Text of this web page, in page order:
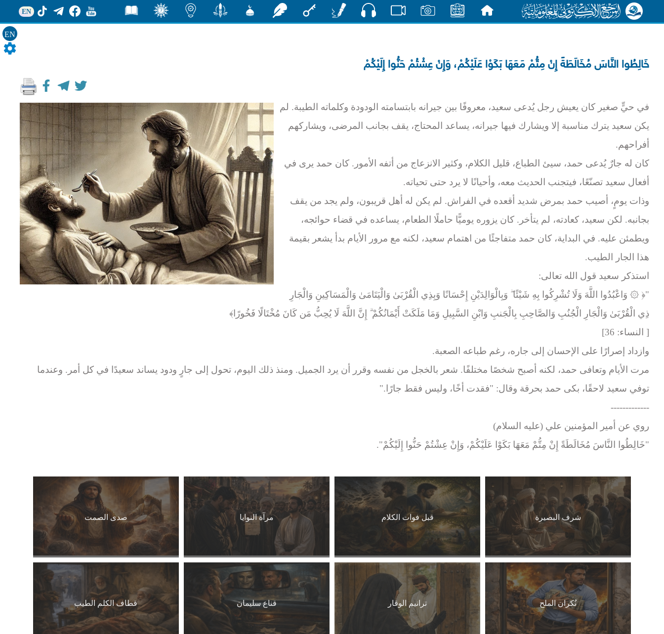
EN
EN
خَالِطُوا النَّاسَ مُخَالَطَةً إِنْ مِتُّمْ مَعَهَا بَكَوْا عَلَيْكُمْ، وَإِنْ عِشْتُمْ حَنُّوا إِلَيْكُمْ
في حيٍّ صغير كان يعيش رجل يُدعى سعيد، معروفًا بين جيرانه بابتسامته الودودة وكلماته الطيبة. لم
يكن سعيد يترك مناسبة إلا ويشارك فيها جيرانه، يساعد المحتاج، يقف بجانب المرضى، ويشاركهم
أفراحهم.
كان له جارٌ يُدعى حمد، سيئ الطباع، قليل الكلام، وكثير الانزعاج من أتفه الأمور. كان حمد يرى في
أفعال سعيد تصنّعًا، فيتجنب الحديث معه، وأحيانًا لا يرد حتى تحياته.
وذات يومٍ، أصيب حمد بمرض شديد أقعده في الفراش. لم يكن له أهل قريبون، ولم يجد من يقف
بجانبه. لكن سعيد، كعادته، لم يتأخر. كان يزوره يوميًّا حاملًا الطعام، يساعده في قضاء حوائجه،
ويطمئن عليه. في البداية، كان حمد متفاجئًا من اهتمام سعيد، لكنه مع مرور الأيام بدأ يشعر بقيمة
هذا الجار الطيب.
استذكر سعيد قول الله تعالى:
"﴿ ۞ وَاعْبُدُوا اللَّهَ وَلَا تُشْرِكُوا بِهِ شَيْئًا ۖ وَبِالْوَالِدَيْنِ إِحْسَانًا وَبِذِي الْقُرْبَىٰ وَالْيَتَامَىٰ وَالْمَسَاكِينِ وَالْجَارِ
ذِي الْقُرْبَىٰ وَالْجَارِ الْجُنُبِ وَالصَّاحِبِ بِالْجَنبِ وَابْنِ السَّبِيلِ وَمَا مَلَكَتْ أَيْمَانُكُمْ ۗ إِنَّ اللَّهَ لَا يُحِبُّ مَن كَانَ مُخْتَالًا فَخُورًا﴾
[ النساء: 36]
وازداد إصرارًا على الإحسان إلى جاره، رغم طباعه الصعبة.
مرت الأيام وتعافى حمد، لكنه أصبح شخصًا مختلفًا. شعر بالخجل من نفسه وقرر أن يرد الجميل. ومنذ ذلك اليوم، تحول إلى جارٍ ودود يساند سعيدًا في كل أمر. وعندما
توفي سعيد لاحقًا، بكى حمد بحرقة وقال: "فقدت أخًا، وليس فقط جارًا."
-------------
روي عن أمير المؤمنين علي (عليه السلام)
"خَالِطُوا النَّاسَ مُخَالَطَةً إِنْ مِتُّمْ مَعَهَا بَكَوْا عَلَيْكُمْ، وَإِنْ عِشْتُمْ حَنُّوا إِلَيْكُمْ".
شرف البصيرة قبل فوات الكلام مرآة النوايا صدى الصمت
نُكران الملح ترانيم الوقار قناع سليمان قطاف الكلم الطيب